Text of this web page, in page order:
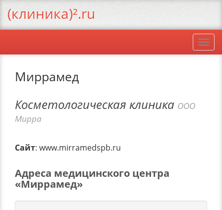
Миррамед
Косметологическая клиника ООО
Мирра
Сайт: www.mirramedspb.ru
Адреса медицинского центра
«Миррамед»
(клиника)².ru